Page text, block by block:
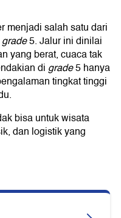
menjadi salah satu dari
grade5. Jalur ini dinilai
yang berat, cuaca tak
digrade5 hanya
tingkat tinggi
bisa untuk wisata
dan logistik yang